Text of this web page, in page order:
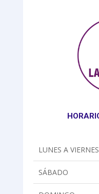
LUNES A VIERNES
SÁBADO